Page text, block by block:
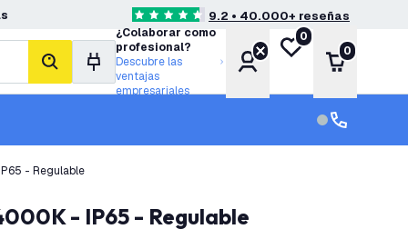
4.6 estrellas de puntuación
9.2 • 40.000+ reseñas
buscar
¿Colaborar como
profesional?
Descubre las
ventajas
empresariales
Cuenta
Mi lista de deseos
0
Carrito
0
Servicio al
Servicio al
- Regulable
- IP65 - Regulable